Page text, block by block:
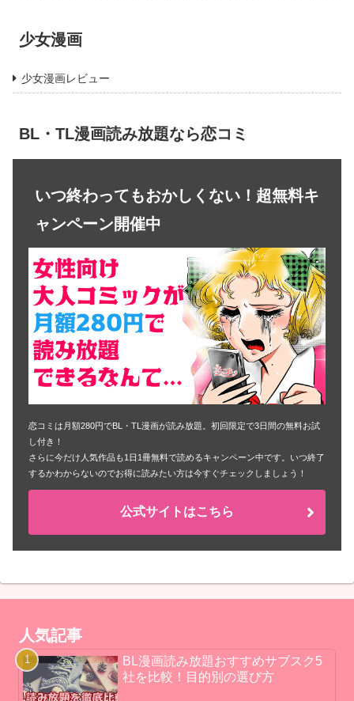
少女漫画
少女漫画レビュー
BL・TL漫画読み放題なら恋コミ
いつ終わってもおかしくない！超無料キ
ャンペーン開催中
恋コミは月額280円でBL・TL漫画が読み放題。初回限定で3日間の無料お試
し付き！
さらに今だけ人気作品も1日1冊無料で読めるキャンペーン中です。いつ終了
するかわからないのでお得に読みたい方は今すぐチェックしましょう！
公式サイトはこちら
人気記事
BL漫画読み放題おすすめサブスク5
社を比較！目的別の選び方